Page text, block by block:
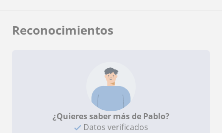
Reconocimientos
¿Quieres saber más de Pablo?
Datos verificados